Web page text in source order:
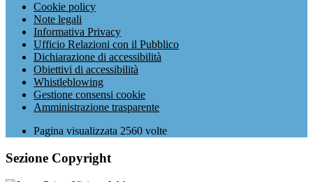
Cookie policy
Note legali
Informativa Privacy
Ufficio Relazioni con il Pubblico
Dichiarazione di accessibilità
Obiettivi di accessibilità
Whistleblowing
Gestione consensi cookie
Amministrazione trasparente
Pagina visualizzata 2560 volte
Sezione Copyright